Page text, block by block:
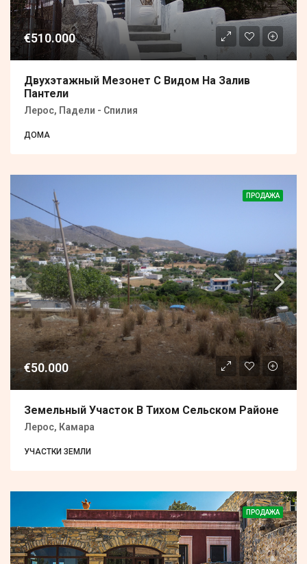
€510.000
Двухэтажный Мезонет С Видом На Залив
Пантели
Лерос, Падели - Спилия
ДОМА
ПРОДАЖА
€50.000
Земельный Участок В Тихом Сельском Районе
Лерос, Камара
УЧАСТКИ ЗЕМЛИ
ПРОДАЖА